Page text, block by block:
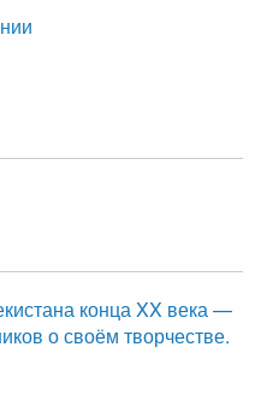
конца XX века —
о своём творчестве.